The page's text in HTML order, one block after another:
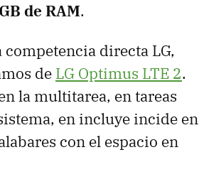
de RAM.
directa LG,
de LG Optimus LTE 2.
la multitarea, en tareas
en incluye incide en
con el espacio en